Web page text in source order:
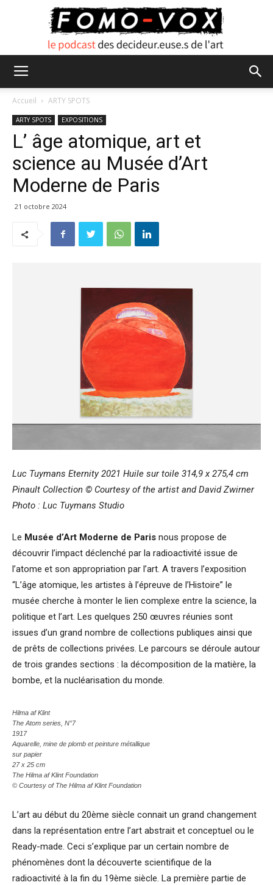
Accueil ARTY SPOTS
ARTY SPOTS EXPOSITIONS
L’ âge atomique, art et
science au Musée d’Art
Moderne de Paris
21 octobre 2024
Luc Tuymans Eternity 2021 Huile sur toile 314,9 x 275,4 cm
Pinault Collection © Courtesy of the artist and David Zwirner
Photo : Luc Tuymans Studio
Le Musée d’Art Moderne de Paris nous propose de
découvrir l’impact déclenché par la radioactivité issue de
l’atome et son appropriation par l’art. A travers l’exposition
“L’âge atomique, les artistes à l’épreuve de l’Histoire” le
musée cherche à monter le lien complexe entre la science, la
politique et l’art. Les quelques 250 œuvres réunies sont
issues d’un grand nombre de collections publiques ainsi que
de prêts de collections privées. Le parcours se déroule autour
de trois grandes sections : la décomposition de la matière, la
bombe, et la nucléarisation du monde.
Hilma af Klint
The Atom series, N°7
1917
Aquarelle, mine de plomb et peinture métallique
sur papier
27 x 25 cm
The Hilma af Klint Foundation
© Courtesy of The Hilma af Klint Foundation
L’art au début du 20ème siècle connait un grand changement
dans la représentation entre l’art abstrait et conceptuel ou le
Ready-made. Ceci s’explique par un certain nombre de
phénomènes dont la découverte scientifique de la
radioactivité à la fin du 19ème siècle. La première partie de